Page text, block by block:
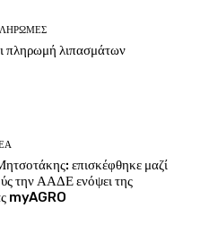
πληρωμή λιπασμάτων
επισκέφθηκε μαζί
την ΑΑΔΕ ενόψει της
myAGRO